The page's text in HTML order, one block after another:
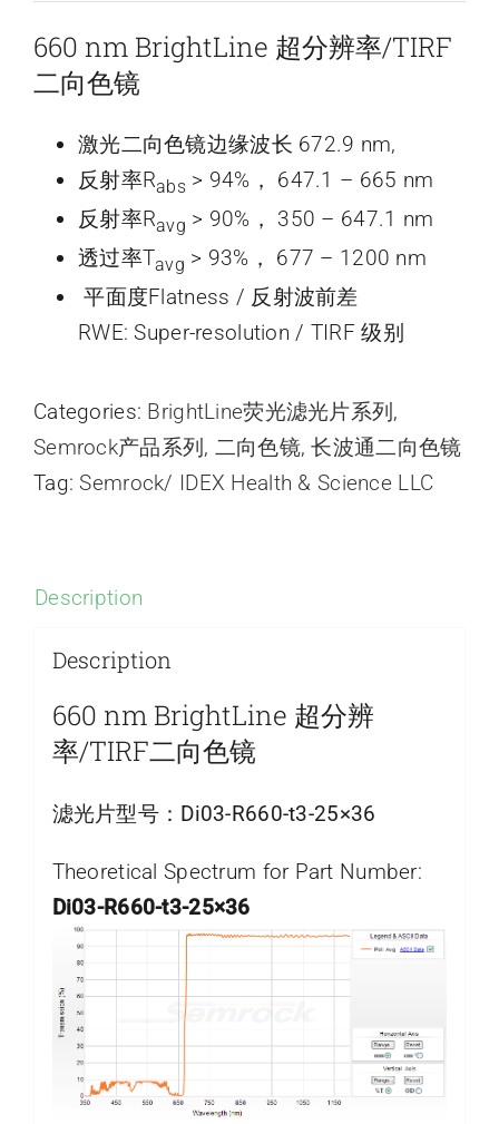
660 nm BrightLine 超分辨率/TIRF
二向色镜
激光二向色镜边缘波长 672.9 nm,
反射率Rabs > 94%， 647.1 – 665 nm
反射率Ravg > 90%， 350 – 647.1 nm
透过率Tavg > 93%， 677 – 1200 nm
平面度Flatness / 反射波前差
RWE: Super-resolution / TIRF 级别
Categories: BrightLine荧光滤光片系列 ,
Semrock产品系列 , 二向色镜,长波通二向色镜
Tag:Semrock/ IDEX Health & Science LLC
Description
Description
660 nm BrightLine 超分辨
率/TIRF二向色镜
滤光片型号： Di03-R660-t3-25×36
Theoretical Spectrum for Part Number:
Di03-R660-t3-25×36